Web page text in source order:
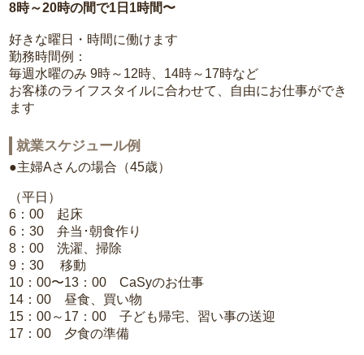
8時～20時の間で1日1時間〜
好きな曜日・時間に働けます
勤務時間例：
毎週水曜のみ 9時～12時、14時～17時など
お客様のライフスタイルに合わせて、自由にお仕事ができ
ます
就業スケジュール例
●主婦Aさんの場合（45歳）
（平日）
6：00 起床
6：30 弁当･朝食作り
8：00 洗濯、掃除
9：30 移動
10：00〜13：00 CaSyのお仕事
14：00 昼食、買い物
15：00～17：00 子ども帰宅、習い事の送迎
17：00 夕食の準備